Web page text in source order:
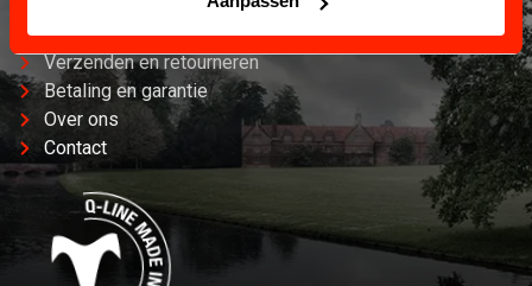
Verzenden en retourneren
Betaling en garantie
Over ons
Contact